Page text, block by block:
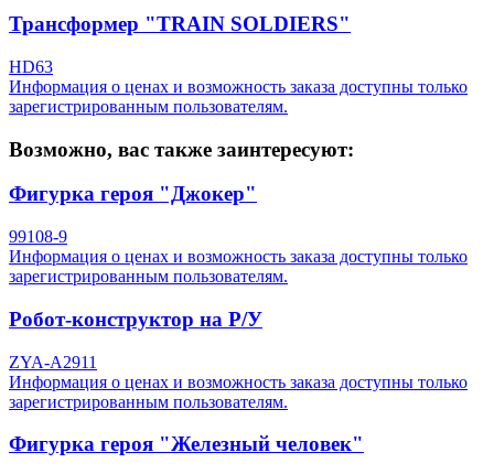
Трансформер "TRAIN SOLDIERS"
HD63
Информация о ценах и возможность заказа доступны только
зарегистрированным пользователям.
Возможно, вас также заинтересуют:
Фигурка героя "Джокер"
99108-9
Информация о ценах и возможность заказа доступны только
зарегистрированным пользователям.
Робот-конструктор на Р/У
ZYA-A2911
Информация о ценах и возможность заказа доступны только
зарегистрированным пользователям.
Фигурка героя "Железный человек"